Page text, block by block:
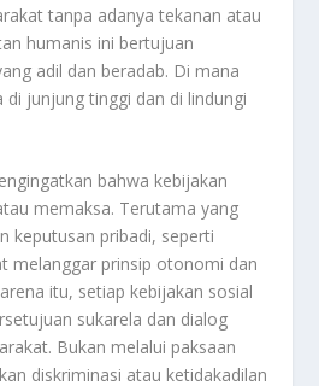
tanpa adanya tekanan atau
humanis ini bertujuan
adil dan beradab. Di mana
di junjung tinggi dan di lindungi
bahwa kebijakan
memaksa. Terutama yang
keputusan pribadi, seperti
melanggar prinsip otonomi dan
itu, setiap kebijakan sosial
sukarela dan dialog
Bukan melalui paksaan
diskriminasi atau ketidakadilan